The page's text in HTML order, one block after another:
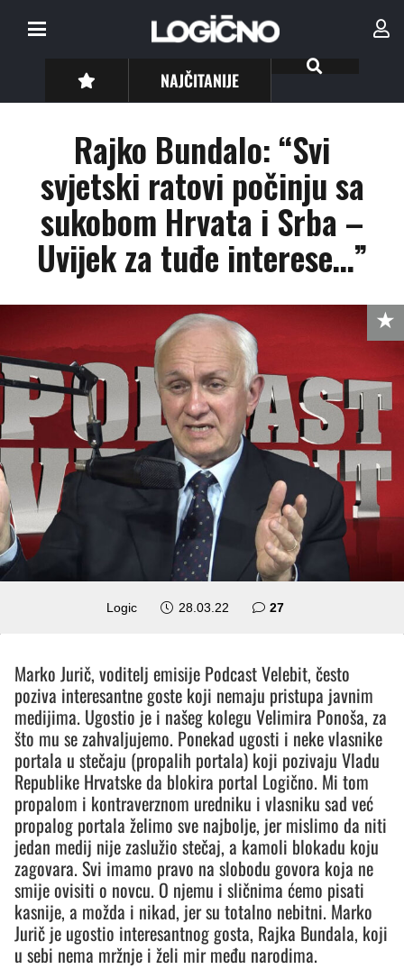
NAJČITANIJE
Rajko Bundalo: “Svi
svjetski ratovi počinju sa
sukobom Hrvata i Srba –
Uvijek za tuđe interese…”
Logic 28.03.22 27komentara
Marko Jurič, voditelj emisije Podcast Velebit, često
poziva interesantne goste koji nemaju pristupa javnim
medijima. Ugostio je i našeg kolegu Velimira Ponoša, za
što mu se zahvaljujemo. Ponekad ugosti i neke vlasnike
portala u stečaju (propalih portala) koji pozivaju Vladu
Republike Hrvatske da blokira portal Logično. Mi tom
propalom i kontraverznom uredniku i vlasniku sad već
propalog portala želimo sve najbolje, jer mislimo da niti
jedan medij nije zaslužio stečaj, a kamoli blokadu koju
zagovara. Svi imamo pravo na slobodu govora koja ne
smije ovisiti o novcu. O njemu i sličnima ćemo pisati
kasnije, a možda i nikad, jer su totalno nebitni. Marko
Jurič je ugostio interesantnog gosta, Rajka Bundala, koji
u sebi nema mržnje i želi mir među narodima.